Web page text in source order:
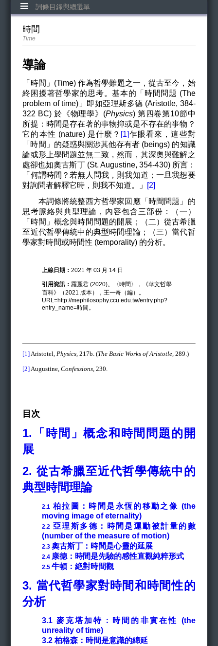
詞條目錄與總選單
時間
Time
導論
「時間」(Time) 作為哲學難題之一，從古至今，始
終困擾著哲學家的思考。基本的 「時間問題 (The
problem of time)」即如亞理斯多德 (Aristotle, 384-
322 BC) 於《物理學》(Physics) 第四卷第10節中
所提：時間是存在著的事物抑或是不存在的事物？
它的本性 (nature) 是什麼？ [1]乍眼看來，這些對
「時間」的疑惑與關涉其他存有者 (beings) 的知識
論或形上學問題並無二致，然而，其深奧與難解之
處卻也如奧古斯丁 (St. Augustine, 354-430) 所言：
「何謂時間？若無人問我，則我知道；一旦我想要
對詢問者解釋它時，則我不知道。」 [2]
本詞條將統整西方哲學家回應「時間問題」的
思考脈絡與典型理論，內容包含三部份：（一）
「時間」概念與時間問題的開展；（二）從古希臘
至近代哲學傳統中的典型時間理論；（三）當代哲
學家對時間或時間性 (temporality) 的分析。
上線日期：2021 年 03 月 14 日
引用資訊：羅麗君 (2020)。〈時間〉，《華文哲學
百科》（2021 版本），王一奇（編）。
URL=http://mephilosophy.ccu.edu.tw/entry.php?
entry_name=時間。
[1]Aristotel,Physics,217b. (The Basic Works of Aristotle,289.)
[2]Augustine,Confessions, 230.
目次
1.「時間」概念和時間問題的開
展
2. 從古希臘至近代哲學傳統中的
典型時間理論
2.1柏拉圖：時間是永恆的移動之像 (the
moving image of eternality)
2.2 亞理斯多德：時間是運動被計量的數
(number of the measure of motion)
​​​​​​​2.3奧古斯丁：時間是心靈的延展
2.4 康德：時間是先驗的感性直觀純粹形式
2.5牛頓：絶對時間觀
3. 當代哲學家對時間和時間性的
分析
3.1 麥克塔加特：時間的非實在性 (the
unreality of time)
3.2柏格森：時間是意識的綿延